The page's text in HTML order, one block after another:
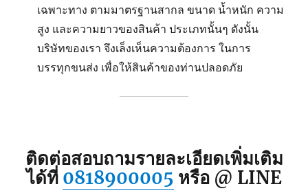
เฉพาะทาง ตามมาตรฐานสากล ขนาด น้ำหนัก ความ
สูง และความยาวของสินค้า ประเภทนั้นๆ ดังนั้น
บริษัทของเรา จึงเล็งเห็นความต้องการ ในการ
บรรทุกขนส่ง เพื่อให้สินค้าของท่านปลอดภัย
ติดต่อสอบถามรายละเอียดเพิ่มเติม
ได้ที่ 0818900005 หรือ @ LINE